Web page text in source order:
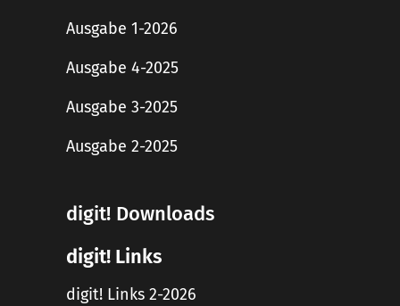
Ausgabe 1-2026
Ausgabe 4-2025
Ausgabe 3-2025
Ausgabe 2-2025
digit! Downloads
digit! Links
digit! Links 2-2026